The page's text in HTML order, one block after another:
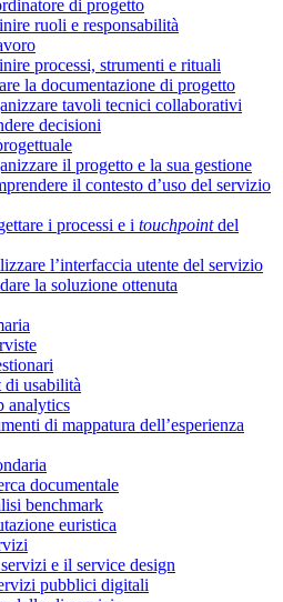
di progetto
ruoli e responsabilità
processi, strumenti e rituali
la documentazione di progetto
tavoli tecnici collaborativi
decisioni
il progetto e la sua gestione
il contesto d’uso del servizio
i processi e i touchpointdel
l’interfaccia utente del servizio
la soluzione ottenuta
di usabilità
analytics
di mappatura dell’esperienza
documentale
benchmark
euristica
e il service design
pubblici digitali